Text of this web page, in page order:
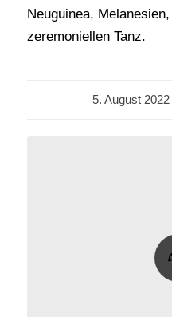
Neuguinea,
zeremoniellen Tanz.
5. August 2022
/